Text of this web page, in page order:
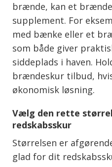
brænde, kan et
supplement. For
med bænke eller et
som både giver
siddeplads i haven.
brændeskur tilbud,
økonomisk løsning.
Vælg den rette
redskabsskur
Størrelsen er
glad for dit